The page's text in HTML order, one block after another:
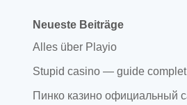
Neueste Beiträge
Alles über Playio
Stupid casino — guide complet
Пинко казино официальный